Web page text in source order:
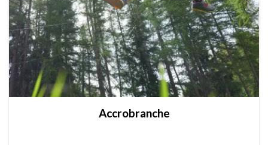
Accrobranche